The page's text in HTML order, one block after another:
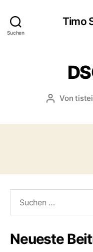
Suchen
Timo
Von
nach:
Neueste